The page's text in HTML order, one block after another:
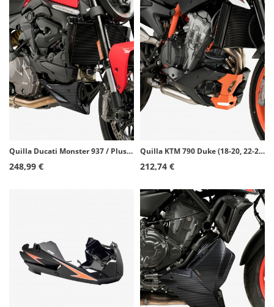
Quilla Ducati Monster 937 / Plus (21-23) Puig Carbono 20714C
248,99 €
Quilla KTM 790 Duke (18-20, 22-24, 26), 890 Duke/GP/R (20-25) Puig Símil carbono 9669C
212,74 €